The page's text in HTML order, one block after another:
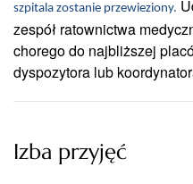
szpitala zostanie przewieziony.
zespół ratownictwa
chorego do najbliższej
dyspozytora lub
Izba przyjęć